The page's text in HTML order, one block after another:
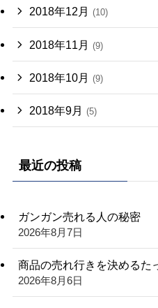
2018年12月 (10)
2018年11月 (9)
2018年10月 (9)
2018年9月 (5)
最近の投稿
ガンガン売れる人の秘密
2026年8月7日
商品の売れ行きを決めるた
2026年8月6日